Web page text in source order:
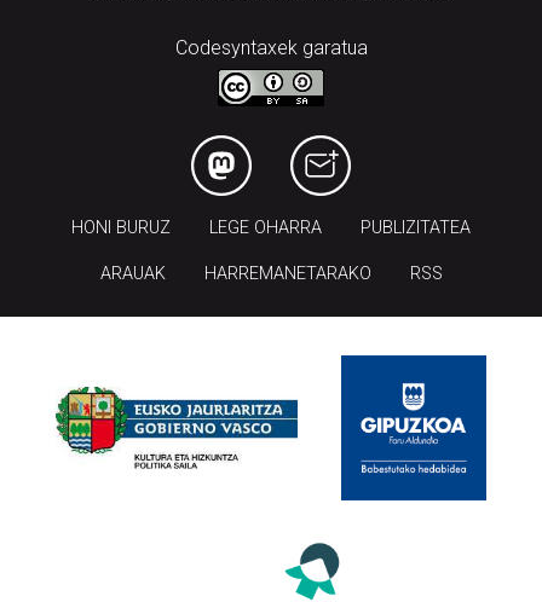
Codesyntaxek garatua
HONI BURUZ LEGE OHARRA PUBLIZITATEA
ARAUAK HARREMANETARAKO RSS